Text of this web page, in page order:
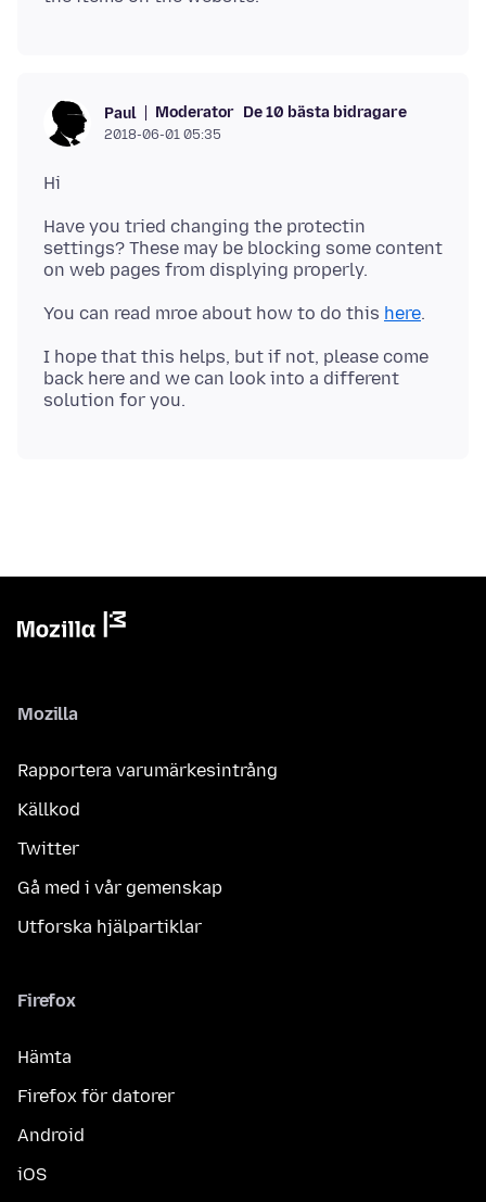
Paul Moderator De 10 bästa bidragare
2018-06-01 05:35
Have you tried changing the protectin
settings? These may be blocking some content
You can read mroe about how to do this here
I hope that this helps, but if not, please come
back here and we can look into a different
Mozilla
Rapportera varumärkesintrång
Källkod
Twitter
Gå med i vår gemenskap
Utforska hjälpartiklar
Firefox
Hämta
Firefox för datorer
Android
iOS